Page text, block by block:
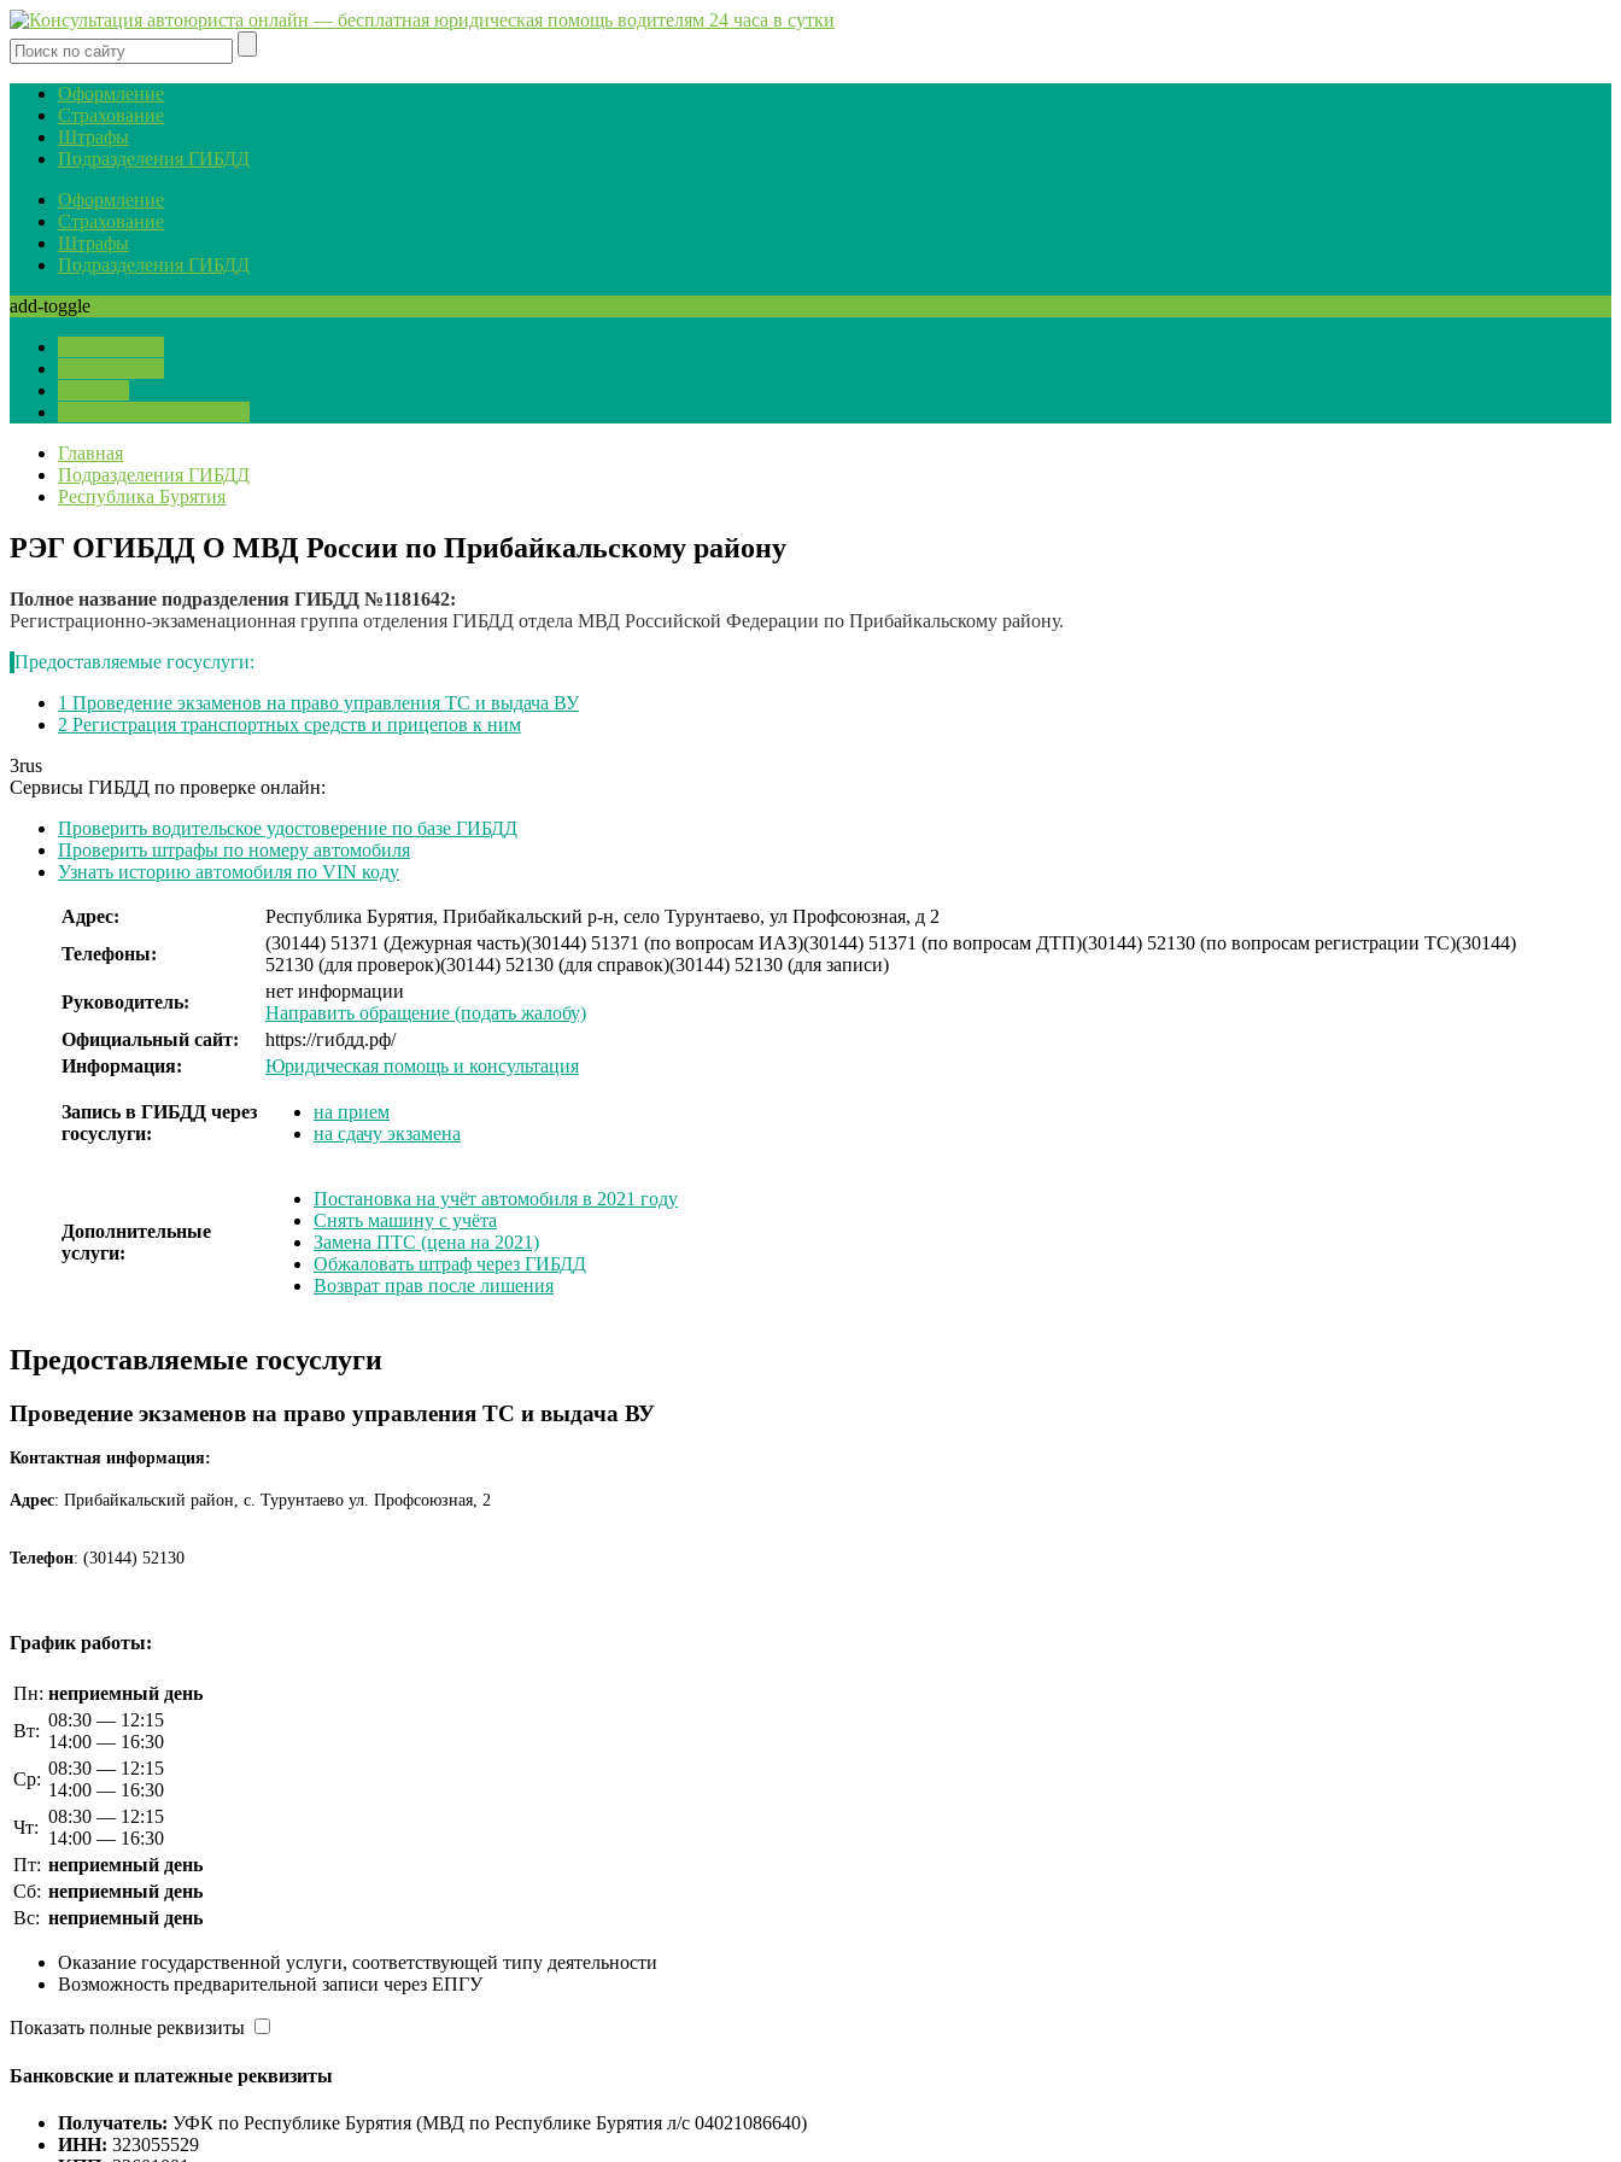
Оформление
Страхование
Штрафы
Подразделения ГИБДД
Оформление
Страхование
Штрафы
Подразделения ГИБДД
add-toggle
Главная
Подразделения ГИБДД
Республика Бурятия
РЭГ ОГИБДД О МВД России по Прибайкальскому району
Полное название подразделения ГИБДД №1181642:
Регистрационно-экзаменационная группа отделения ГИБДД отдела МВД Российской Федерации по Прибайкальскому району.
Предоставляемые госуслуги:
1 Проведение экзаменов на право управления ТС и выдача ВУ
2 Регистрация транспортных средств и прицепов к ним
3rus
Сервисы ГИБДД по проверке онлайн:
Проверить водительское удостоверение по базе ГИБДД
Проверить штрафы по номеру автомобиля
Узнать историю автомобиля по VIN коду
Адрес:
Республика Бурятия, Прибайкальский р-н, село Турунтаево, ул Профсоюзная, д 2
Телефоны:
(30144) 51371 (Дежурная часть)(30144) 51371 (по вопросам ИАЗ)(30144) 51371 (по вопросам ДТП)(30144) 52130 (по вопросам регистрации ТС)(30144)
52130 (для проверок)(30144) 52130 (для справок)(30144) 52130 (для записи)
Руководитель:
нет информации
Направить обращение (подать жалобу)
Официальный сайт:
https://гибдд.рф/
Информация:
Юридическая помощь и консультация
Запись в ГИБДД через
госуслуги:
на прием
на сдачу экзамена
Дополнительные
услуги:
Постановка на учёт автомобиля в 2021 году
Снять машину с учёта
Замена ПТС (цена на 2021)
Обжаловать штраф через ГИБДД
Возврат прав после лишения
Предоставляемые госуслуги
Проведение экзаменов на право управления ТС и выдача ВУ
Контактная информация:
Адрес: Прибайкальский район, с. Турунтаево ул. Профсоюзная, 2
Телефон: (30144) 52130
График работы:
Пн: неприемный день
Вт:
08:30 — 12:15
14:00 — 16:30
Ср:
08:30 — 12:15
14:00 — 16:30
Чт:
08:30 — 12:15
14:00 — 16:30
Пт: неприемный день
Сб: неприемный день
Вс: неприемный день
Оказание государственной услуги, соответствующей типу деятельности
Возможность предварительной записи через ЕПГУ
Показать полные реквизиты
Банковские и платежные реквизиты
Получатель: УФК по Республике Бурятия (МВД по Республике Бурятия л/с 04021086640)
ИНН: 323055529